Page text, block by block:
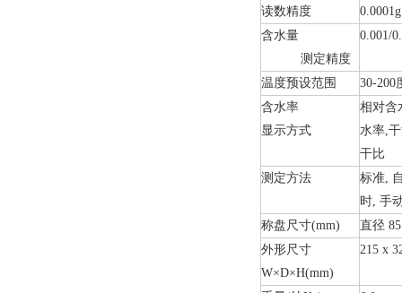
读数精度
0.0001g
含水量
测定精度
0.001/
温度预设范围 30-200
含水率
显示方式
相对含
水率,
干比
测定方法
标准,
时, 手
称盘尺寸(mm)
直径 85
外形尺寸
W×D×H(mm)
215 x